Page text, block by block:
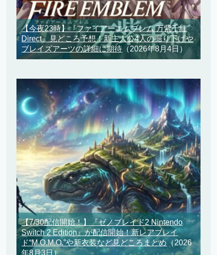
【今夜23時】『ファイアーエムブレム 万紫千紅
Direct』見どころ予想！新主人公4人の掘り下げや
ブレイズアーツの詳細に期待（2026年8月4日）
【7/30配信開始！】『ゼノブレイド2 Nintendo
Switch 2 Edition』が配信開始！新レアブレイ
ド“M.O.M.O.”や新衣装など見どころまとめ（2026
年8月3日）